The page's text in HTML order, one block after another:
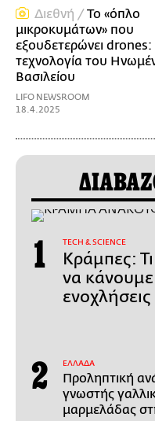
Διεθνή /Το «όπλο
μικροκυμάτων» που
εξουδετερώνει
τεχνολογία του
Βασιλείου
LIFO NEWSROOM
18.4.2025
ΤECH & SCIENCE
Κράμπες: Τι
να κάνουμε
ενοχλήσεις
ΕΛΛΑΔΑ
Προληπτική
γνωστής
μαρμελάδας